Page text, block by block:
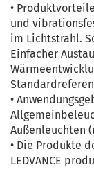
•
und
im Lichtstrahl.
Einfacher
•
Außenleuchten
• Die Produkte
LEDVANCE